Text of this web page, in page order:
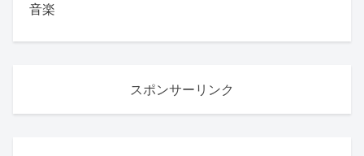
音楽
スポンサーリンク